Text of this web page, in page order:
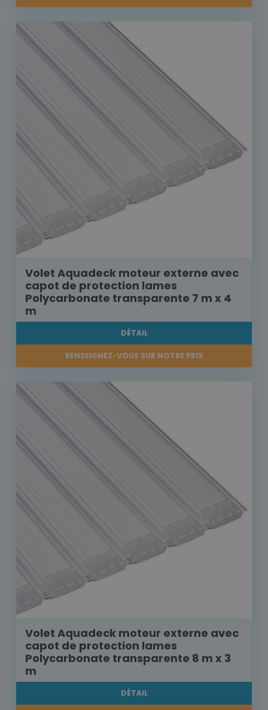
Volet Aquadeck moteur externe avec
capot de protection lames
Polycarbonate transparente 7 m x 4
m
DÉTAIL
RENSEIGNEZ-VOUS SUR NOTRE PRIX
Volet Aquadeck moteur externe avec
capot de protection lames
Polycarbonate transparente 8 m x 3
m
DÉTAIL